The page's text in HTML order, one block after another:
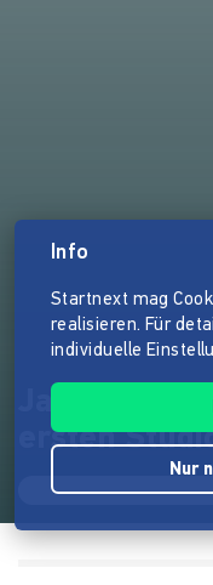
Jana
ersten
Info
Startnext mag
realisieren. Für
individuelle
Nur